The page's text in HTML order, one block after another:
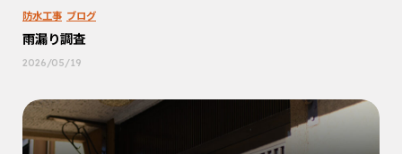
防水工事 ブログ
雨漏り調査
2026/05/19